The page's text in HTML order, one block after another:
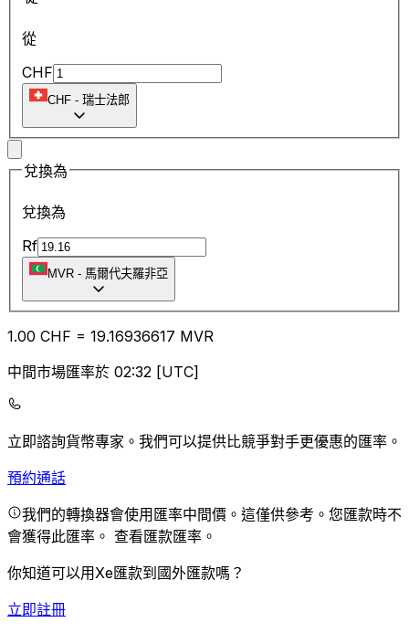
從
CHF
CHF - 瑞士法郎
兌換為
兌換為
Rf
MVR - 馬爾代夫羅非亞
1.00 CHF = 19.16936617 MVR
中間市場匯率於 02:32 [UTC]
立即諮詢貨幣專家。 我們可以提供比競爭對手更優惠的匯率。
預約通話
我們的轉換器會使用匯率中間價。這僅供參考。您匯款時不
會獲得此匯率。 查看匯款匯率。
你知道可以用Xe匯款到國外匯款嗎？
立即註冊